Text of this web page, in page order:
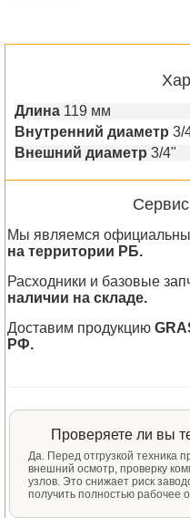
Длина 119 мм
Внутренний диаметр 3/
Внешний диаметр 3/4"
Мы являемся
на территории РБ.
Расходники и базовые
наличии на складе.
Доставим продукцию
РФ.
Проверяете ли вы
Да. Перед отгрузкой техника
внешний осмотр, проверку
узлов. Это снижает риск
получить полностью рабочее